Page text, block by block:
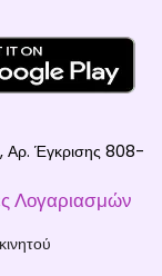
Αρ. Έγκρισης 808-
Λογαριασμών